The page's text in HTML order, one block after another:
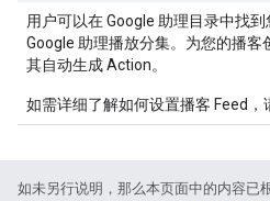
用户可以在 Google 助理目录中找
Google 助理播放分集。为您的播客
其自动生成 Action。
如需详细了解如何设置播客 Feed，
如未另行说明，那么本页面中的内容已